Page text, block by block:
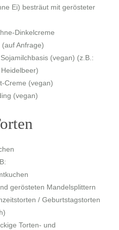
Ei) besträut mit gerösteter
Dinkelcreme
(auf Anfrage)
(vegan) (z.B.:
Creme (vegan)
(vegan)
gerösteten Mandelsplittern
/ Geburtstagstorten
Torten- und